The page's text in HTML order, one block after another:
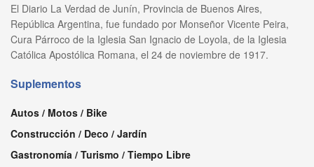
El Diario La Verdad de Junín, Provincia de Buenos Aires,
República Argentina, fue fundado por Monseñor Vicente Peira,
Cura Párroco de la Iglesia San Ignacio de Loyola, de la Iglesia
Católica Apostólica Romana, el 24 de noviembre de 1917.
Suplementos
Autos / Motos / Bike
Construcción / Deco / Jardín
Gastronomía / Turismo / Tiempo Libre